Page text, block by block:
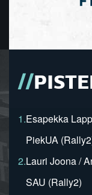
1.Esapekka
PiekUA
2.Lauri Joona /
SAU (Rally2)